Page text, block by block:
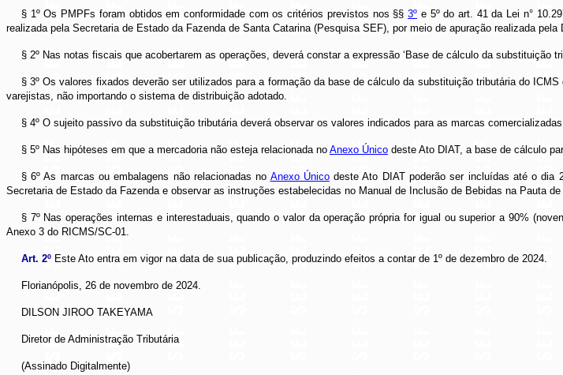
§ 1º Os PMPFs foram obtidos em conformidade com os critérios previstos nos §§3º e 5º do art. 41 da Lei n°
realizada pela Secretaria de Estado da Fazenda de Santa Catarina (Pesquisa SEF), por meio de apuração realizada
§ 2º Nas notas fiscais que acobertarem as operações, deverá constar a expressão ‘Base de cálculo da substituição
§ 3º Os valores fixados deverão ser utilizados para a formação da base de cálculo da substituição tributária do
varejistas, não importando o sistema de distribuição adotado.
§ 4º O sujeito passivo da substituição tributária deverá observar os valores indicados para as marcas
§ 5º Nas hipóteses em que a mercadoria não esteja relacionada no Anexo Únicodeste Ato DIAT, a base de cálculo
§ 6º As marcas ou embalagens não relacionadas no Anexo Únicodeste Ato DIAT poderão ser incluídas até o dia
Secretaria de Estado da Fazenda e observar as instruções estabelecidas no Manual de Inclusão de Bebidas na Pauta
§ 7º Nas operações internas e interestaduais, quando o valor da operação própria for igual ou superior a 90%
Anexo 3 do RICMS/SC-01.
Art. 2ºEste Ato entra em vigor na data de sua publicação, produzindo efeitos a contar de 1º de dezembro de 2024.
Florianópolis, 26 de novembro de 2024.
DILSON JIROO TAKEYAMA
Diretor de Administração Tributária
(Assinado Digitalmente)